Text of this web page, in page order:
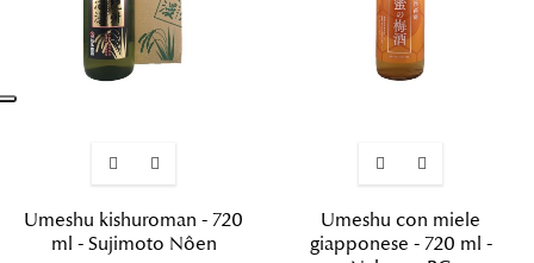
Umeshu kishuroman - 720
ml - Sujimoto Nôen
Umeshu con miele
giapponese - 720 ml -